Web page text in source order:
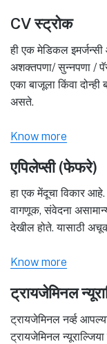
CV स्ट्रोक
ही एक मेडिकल
अशक्तपणा/ सुन्नपणा /
एका बाजूला किंवा
असते.
Know more
एपिलेप्सी (फेफरे)
हा एक मेंदूचा विकार आहे.
वागणूक, संवेदना
देखील होते. यासाठी
Know more
ट्रायजेमिनल
ट्रायजेमिनल नर्व्ह
ट्रायजेमिनल न्यूराल्जिया